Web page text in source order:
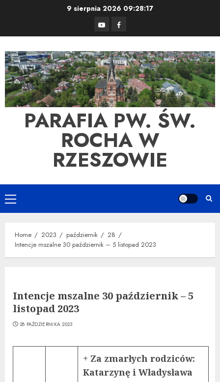
9 sierpnia 2026 09:28:18
YouTubeFacebook
PARAFIA PW. ŚW.
ROCHA W
RZESZOWIE
Primary
Menu
Home 2023 październik
28
Intencje mszalne 30 październik – 5 listopad 2023
Intencje mszalne 30 październik – 5
listopad 2023
28 PAŹDZIERNIKA 2023
+ Za zmarłych rodziców:
Katarzynę i Władysława